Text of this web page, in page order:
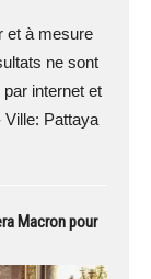
et à mesure
ne sont
internet et
Pattaya
Macron pour